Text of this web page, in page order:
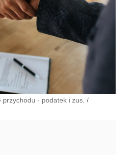
przychodu - podatek i zus. /